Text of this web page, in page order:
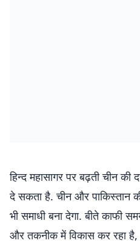
हिन्द महासागर पर बढ़ती चीन की
दे सकता है. चीन और पाकिस्तान
भी समाधी बना देगा. बीते काफी
और तकनीक में विकास कर रहा